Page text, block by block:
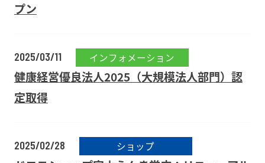
プン
2025/03/11 インフォメーション
健康経営優良法人2025（大規模法人部門）認
定取得
2025/02/28 ショップ